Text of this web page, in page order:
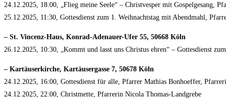
24.12.2025, 18:00, „Flieg meine Seele“ – Christvesper mit Gospelgesang,
25.12.2025, 11:30, Gottesdienst zum 1. Weihnachtstag mit Abendmahl,
– St. Vincenz-Haus, Konrad-Adenauer-Ufer 55, 50668 Köln
26.12.2025, 10:30, „Kommt und lasst uns Christus ehren“ – Gottesdienst
– Kartäuserkirche, Kartäusergasse 7, 50678 Köln
24.12.2025, 16:00, Gottesdienst für alle, Pfarrer Mathias Bonhoeffer,
24.12.2025, 22:00, Christmette, Pfarrerin Nicola Thomas-Landgrebe